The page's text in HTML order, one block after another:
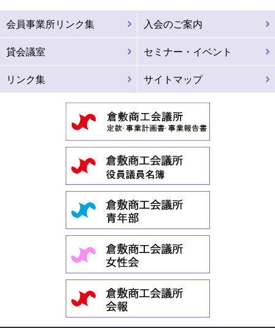
会員事業所リンク集 入会のご案内
貸会議室 セミナー・イベント
リンク集 サイトマップ